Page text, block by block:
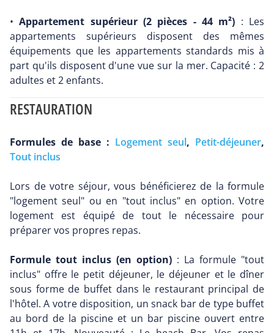
•Appartement supérieur (2 pièces - 44 m²) : Les
appartements supérieurs disposent des mêmes
équipements que les appartements standards mis à
part qu'ils disposent d'une vue sur la mer. Capacité : 2
adultes et 2 enfants.
RESTAURATION
Formules de base : Logement seul, Petit-déjeuner,
Tout inclus
Lors de votre séjour, vous bénéficierez de la formule
"logement seul" ou en "tout inclus" en option. Votre
logement est équipé de tout le nécessaire pour
préparer vos propres repas.
Formule tout inclus (en option) : La formule "tout
inclus" offre le petit déjeuner, le déjeuner et le dîner
sous forme de buffet dans le restaurant principal de
l'hôtel. A votre disposition, un snack bar de type buffet
au bord de la piscine et un bar piscine ouvert entre